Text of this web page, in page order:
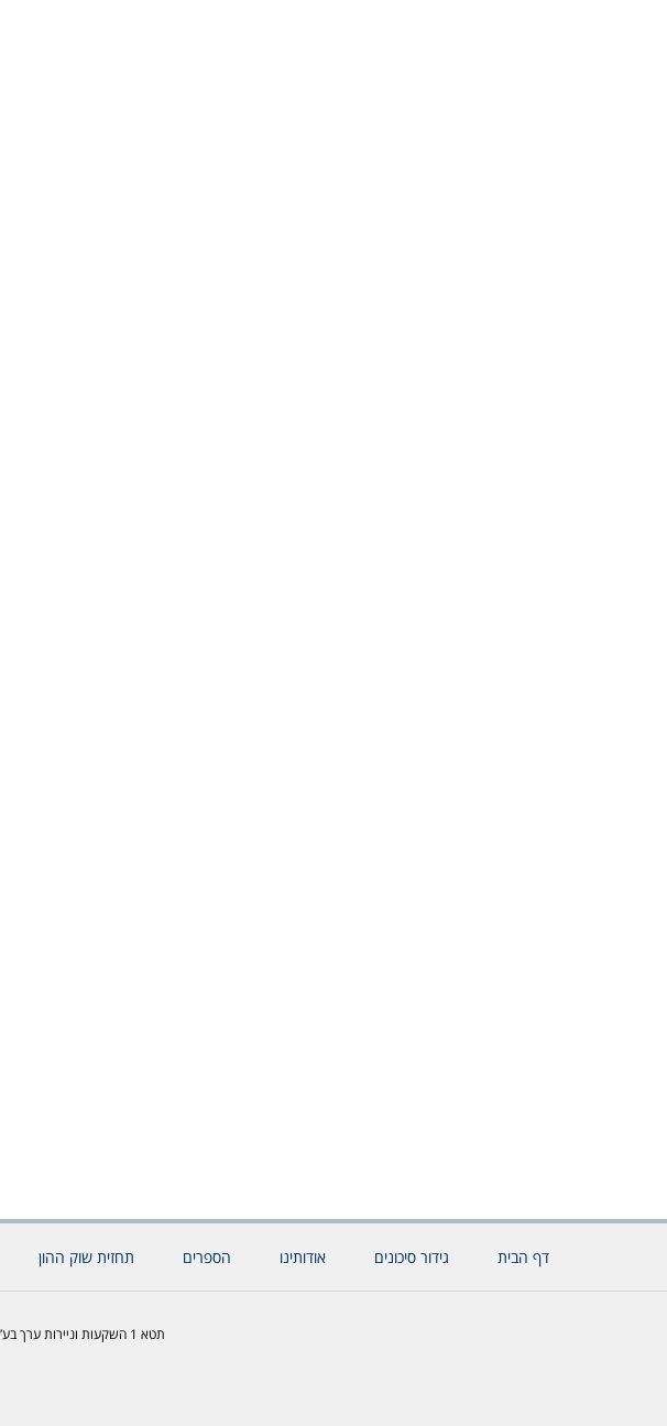
דף הבית גידור סיכונים אודותינו הספרים תחזית שוק ההון
תטא 1 השקעות וניירות ערך בע”מ ובועז אילון אינם בעלי רישיון ייעוץ השקעות בתוקף(מותלה)